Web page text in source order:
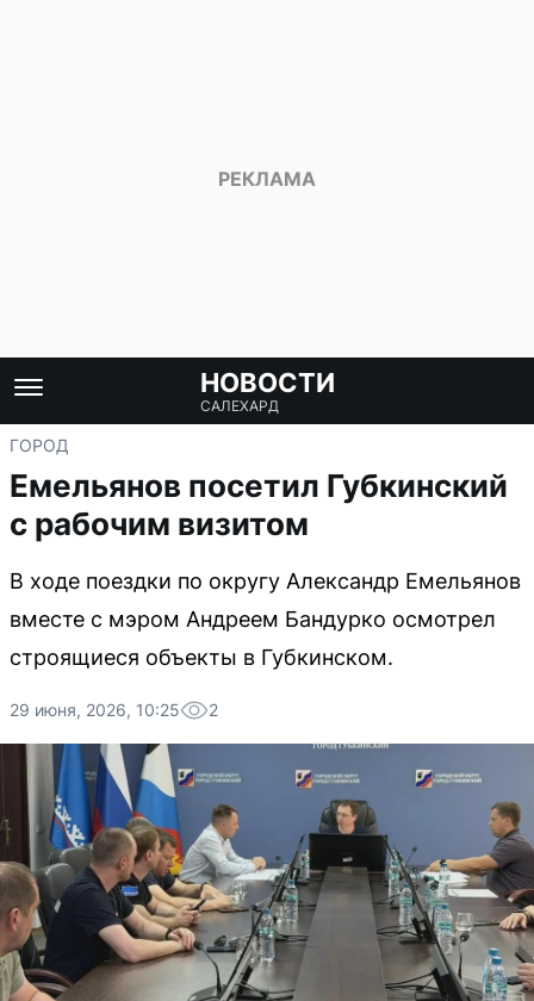
НОВОСТИ
САЛЕХАРД
ГОРОД
Емельянов посетил Губкинский
с рабочим визитом
В ходе поездки по округу Александр Емельянов
вместе с мэром Андреем Бандурко осмотрел
строящиеся объекты в Губкинском.
29 июня, 2026, 10:25 2